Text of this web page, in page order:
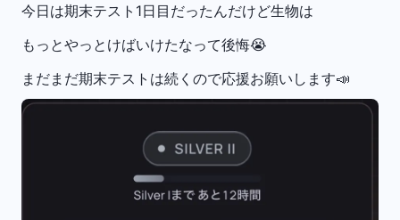
今日は期末テスト1日目だったんだけど生物は
もっとやっとけばいけたなって後悔😭
まだまだ期末テストは続くので応援お願いします📣